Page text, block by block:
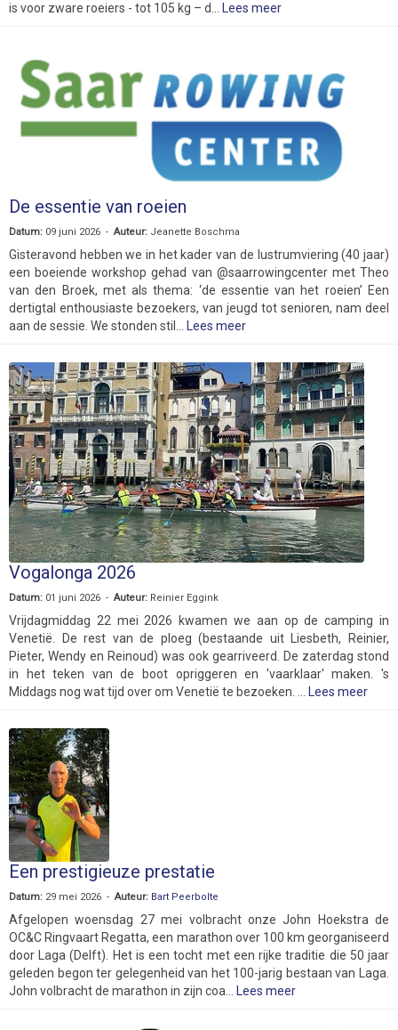
is voor zware roeiers - tot 105 kg – d...
Lees meer
De essentie van roeien
Datum: 09 juni 2026 -Auteur: Jeanette Boschma
Gisteravond hebben we in het kader van de lustrumviering (40 jaar)
een boeiende workshop gehad van @saarrowingcenter met Theo
van den Broek, met als thema: ‘de essentie van het roeien’ Een
dertigtal enthousiaste bezoekers, van jeugd tot senioren, nam deel
aan de sessie. We stonden stil...
Lees meer
Vogalonga 2026
Datum: 01 juni 2026 -Auteur: Reinier Eggink
Vrijdagmiddag 22 mei 2026 kwamen we aan op de camping in
Venetië. De rest van de ploeg (bestaande uit Liesbeth, Reinier,
Pieter, Wendy en Reinoud) was ook gearriveerd. De zaterdag stond
in het teken van de boot opriggeren en 'vaarklaar' maken. 's
Middags nog wat tijd over om Venetië te bezoeken. ...
Lees meer
Een prestigieuze prestatie
Datum: 29 mei 2026 -Auteur: Bart Peerbolte
Afgelopen woensdag 27 mei volbracht onze John Hoekstra de
OC&C Ringvaart Regatta, een marathon over 100 km georganiseerd
door Laga (Delft). Het is een tocht met een rijke traditie die 50 jaar
geleden begon ter gelegenheid van het 100-jarig bestaan van Laga.
John volbracht de marathon in zijn coa...
Lees meer